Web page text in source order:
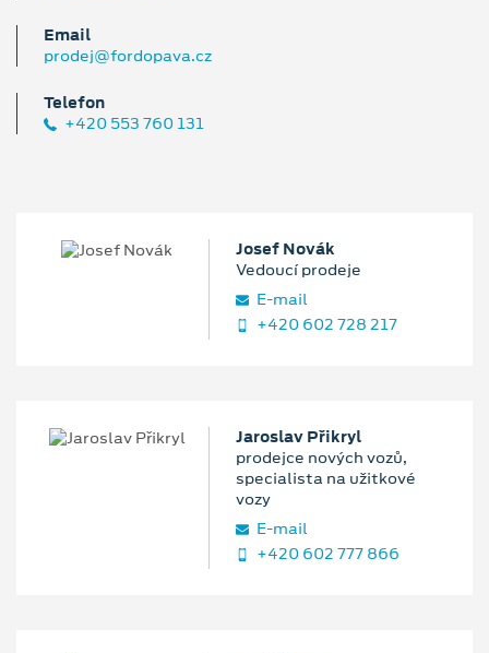
Email
prodej@fordopava.cz
Telefon
+420 553 760 131
Josef Novák
Vedoucí prodeje
E‑mail
+420 602 728 217
Jaroslav Přikryl
prodejce nových vozů,
specialista na užitkové
vozy
E‑mail
+420 602 777 866